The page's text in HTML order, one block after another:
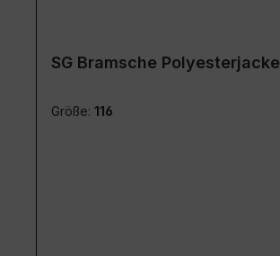
SG Bramsche Polyesterjacke
Größe: 116